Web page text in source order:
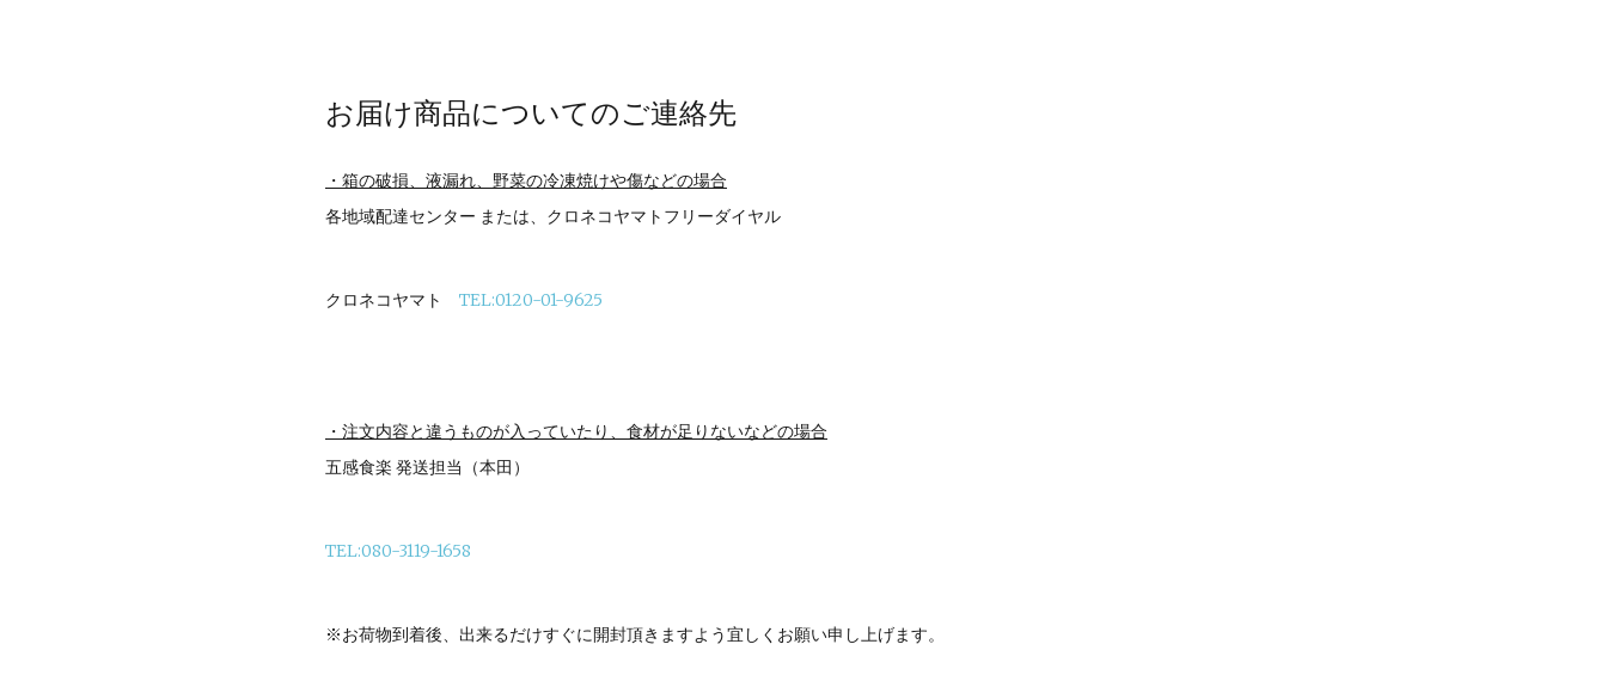
お届け商品についてのご連絡先
・箱の破損、液漏れ、野菜の冷凍焼けや傷などの場合
各地域配達センター または、クロネコヤマトフリーダイヤル
クロネコヤマト TEL:0120-01-9625
・注文内容と違うものが入っていたり、食材が足りないなどの場合
五感食楽 発送担当（本田）
TEL:080-3119-1658
※お荷物到着後、出来るだけすぐに開封頂きますよう宜しくお願い申し上げます。